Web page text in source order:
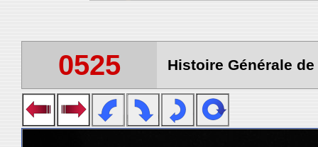
0525 Histoire Générale